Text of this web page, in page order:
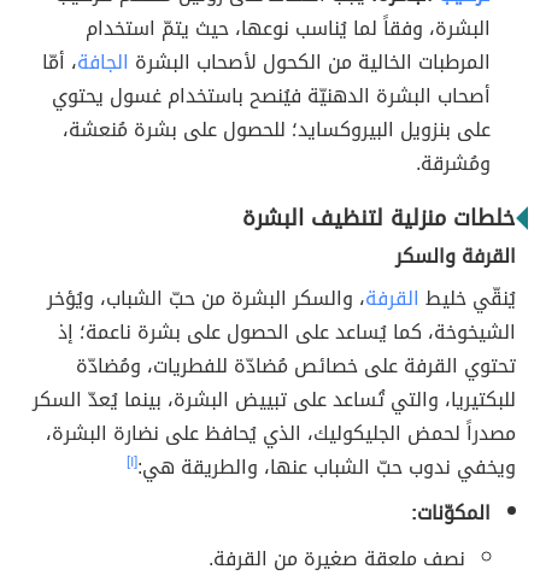
البشرة، وفقاً لما يُناسب نوعها، حيث يتمّ استخدام
المرطبات الخالية من الكحول لأصحاب البشرة الجافة، أمّا
أصحاب البشرة الدهنيّة فيُنصح باستخدام غسول يحتوي
على بنزويل البيروكسايد؛ للحصول على بشرة مُنعشة،
ومُشرقة.
خلطات منزلية لتنظيف البشرة
القرفة والسكر
يُنقّي خليط القرفة، والسكر البشرة من حبّ الشباب، ويُؤخر
الشيخوخة، كما يُساعد على الحصول على بشرة ناعمة؛ إذ
تحتوي القرفة على خصائص مُضادّة للفطريات، ومُضادّة
للبكتيريا، والتي تُساعد على تبييض البشرة، بينما يُعدّ السكر
مصدراً لحمض الجليكوليك، الذي يُحافظ على نضارة البشرة،
ويخفي ندوب حبّ الشباب عنها، والطريقة هي:[١]
المكوّنات:
نصف ملعقة صغيرة من القرفة.